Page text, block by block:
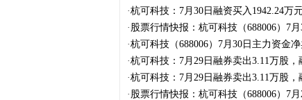
·杭可科技：7月30日融资买入1942.24万
· 股票行情快报：杭可科技（688006）7
·杭可科技（688006）7月30日主力资金
·杭可科技：7月29日融券卖出3.11万股
·杭可科技：7月29日融券卖出3.11万股
· 股票行情快报：杭可科技（688006）7